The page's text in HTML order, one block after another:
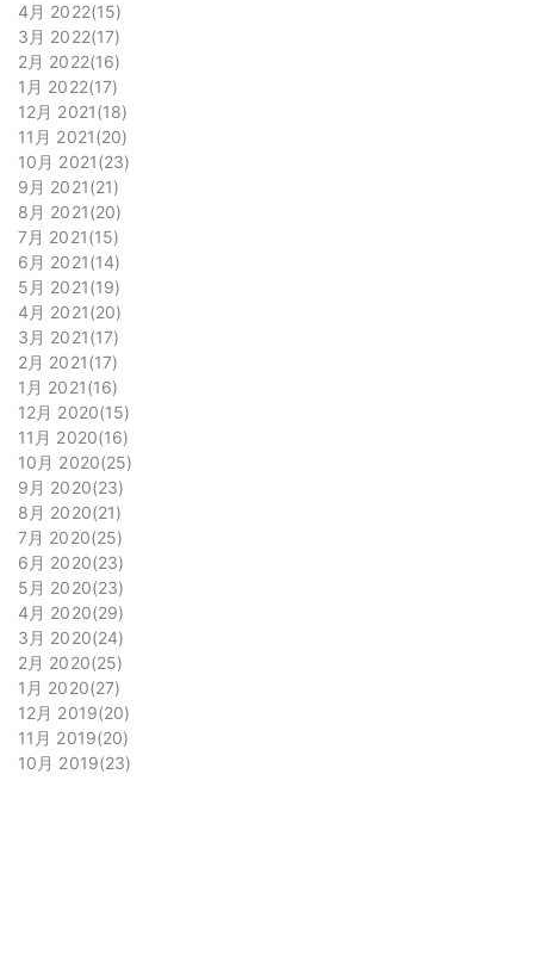
4月 2022 15
3月 2022 17
2月 2022 16
1月 2022 17
12月 2021 18
11月 2021 20
10月 2021 23
9月 2021 21
8月 2021 20
7月 2021 15
6月 2021 14
5月 2021 19
4月 2021 20
3月 2021 17
2月 2021 17
1月 2021 16
12月 2020 15
11月 2020 16
10月 2020 25
9月 2020 23
8月 2020 21
7月 2020 25
6月 2020 23
5月 2020 23
4月 2020 29
3月 2020 24
2月 2020 25
1月 2020 27
12月 2019 20
11月 2019 20
10月 2019 23